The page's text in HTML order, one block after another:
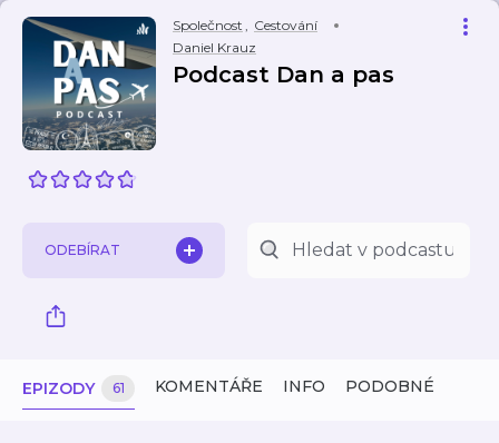
Společnost , Cestování
Daniel Krauz
Podcast Dan a pas
ODEBÍRAT
EPIZODY 61 KOMENTÁŘE INFO PODOBNÉ